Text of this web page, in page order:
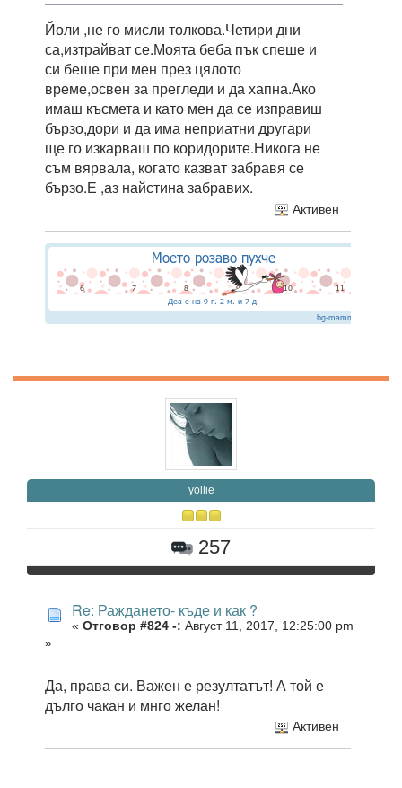
Йоли ,не го мисли толкова.Четири дни
са,изтрайват се.Моята беба пък спеше и
си беше при мен през цялото
време,освен за прегледи и да хапна.Ако
имаш късмета и като мен да се изправиш
бързо,дори и да има неприатни другари
ще го изкарваш по коридорите.Никога не
съм вярвала, когато казват забравя се
бързо.Е ,аз найстина забравих.
Активен
yollie
257
Re: Раждането- къде и как ?
« Отговор #824 -: Август 11, 2017, 12:25:00 pm
»
Да, права си. Важен е резултатът! А той е
дълго чакан и мнго желан!
Активен